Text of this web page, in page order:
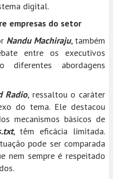
digital.
empresas do setor
Nandu Machiraju, também
entre os executivos
diferentes abordagens
Radio, ressaltou o caráter
do tema. Ele destacou
mecanismos básicos de
, têm eficácia limitada.
pode ser comparada
nem sempre é respeitado